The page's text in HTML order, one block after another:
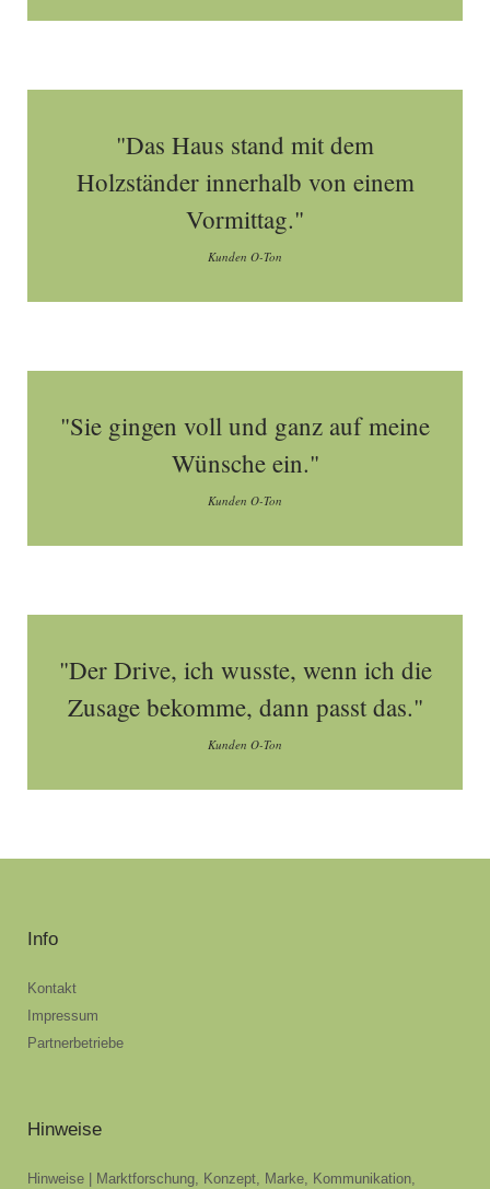
"Das Haus stand mit dem
Holzständer innerhalb von einem
Vormittag."
Kunden O-Ton
"Sie gingen voll und ganz auf meine
Wünsche ein."
Kunden O-Ton
"Der Drive, ich wusste, wenn ich die
Zusage bekomme, dann passt das."
Kunden O-Ton
Info
Kontakt
Impressum
Partnerbetriebe
Hinweise
Hinweise | Marktforschung, Konzept, Marke, Kommunikation,